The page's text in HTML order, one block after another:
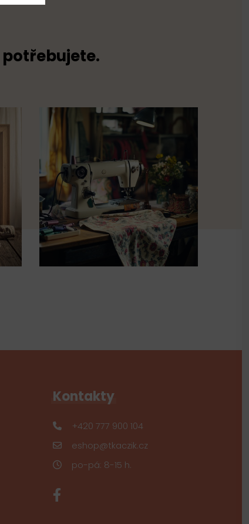
potřebujete.
Kontakty
+420 777 900 104
eshop@tkaczik.cz
po-pá: 8-15 h.